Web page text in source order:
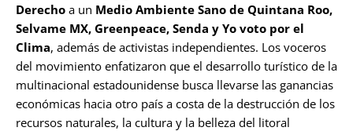
Derecho a un Medio Ambiente Sano de Quintana Roo,
Selvame MX, Greenpeace, Senda y Yo voto por el
Clima, además de activistas independientes. Los voceros
del movimiento enfatizaron que el desarrollo turístico de la
multinacional estadounidense busca llevarse las ganancias
económicas hacia otro país a costa de la destrucción de los
recursos naturales, la cultura y la belleza del litoral